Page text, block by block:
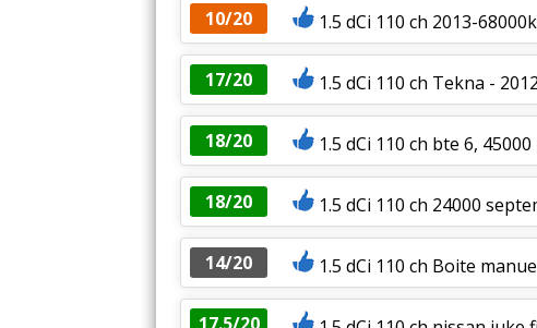
10/20 1.5 dCi 110 ch 2013-
17/20 1.5 dCi 110 ch Tekna -
18/20 1.5 dCi 110 ch bte 6,
18/20 1.5 dCi 110 ch 24000
14/20 1.5 dCi 110 ch Boite